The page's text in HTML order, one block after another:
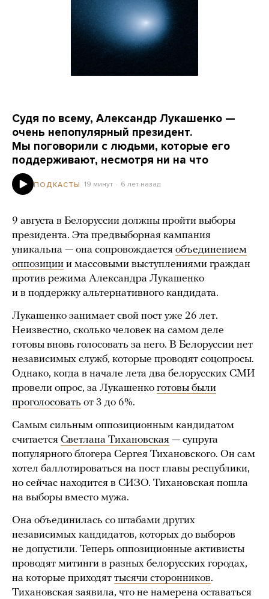
Судя по всему, Александр Лукашенко —
очень непопулярный президент.
Мы поговорили с людьми, которые его
поддерживают, несмотря ни на что
ПОДКАСТЫ 19 минут 6 лет назад
9 августа в Белоруссии должны пройти выборы
президента. Эта предвыборная кампания
уникальна — она сопровождается объединением
оппозиции и массовыми выступлениями граждан
против режима Александра Лукашенко
и в поддержку альтернативного кандидата.
Лукашенко занимает свой пост уже 26 лет.
Неизвестно, сколько человек на самом деле
готовы вновь голосовать за него. В Белоруссии нет
независимых служб, которые проводят соцопросы.
Однако, когда в начале лета два белорусских СМИ
провели опрос, за Лукашенко готовы были
проголосовать от 3 до 6%.
Самым сильным оппозиционным кандидатом
считается Светлана Тихановская — супруга
популярного блогера Сергея Тихановского. Он сам
хотел баллотироваться на пост главы республики,
но сейчас находится в СИЗО. Тихановская пошла
на выборы вместо мужа.
Она объединилась со штабами других
независимых кандидатов, которых до выборов
не допустили. Теперь оппозиционные активисты
проводят митинги в разных белорусских городах,
на которые приходят тысячи сторонников.
Тихановская заявила, что не намерена оставаться